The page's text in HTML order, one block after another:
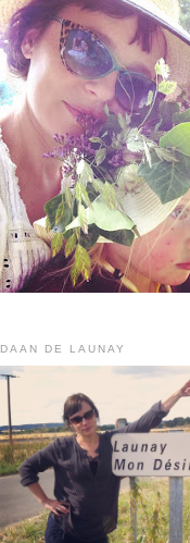
DAAN DE LAUNAY